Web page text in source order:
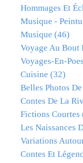
Hommages Et
Musique -
Musique (46)
Voyage Au Bout
Voyages-En-
Cuisine (32)
Belles Photos
Contes De La
Fictions Courtes
Les Naissances
Variations
Contes Et